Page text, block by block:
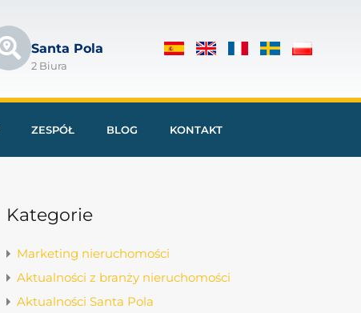
Santa Pola
2 Biura
ZESPÓŁ BLOG KONTAKT
Kategorie
Marketing nieruchomości
Aktualności z branży nieruchomości
Aktualności Santa Pola